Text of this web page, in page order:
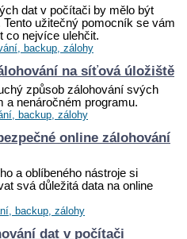
dat v počítači by mělo být
užitečný pomocník se vám
co nejvíce ulehčit.
backup, zálohy
na síťová úložiště
způsob zálohování svých
a nenáročném programu.
backup, zálohy
online zálohování
a oblíbeného nástroje si
svá důležitá data na online
backup, zálohy
dat v počítači